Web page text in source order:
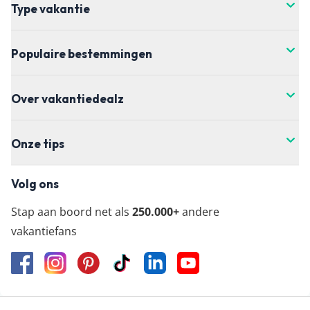
de meest actuele vanaf-prijs kun je het beste
wil boeken.
Type vakantie
Populaire bestemmingen
Over vakantiedealz
Onze tips
Volg ons
Stap aan boord net als 250.000+andere
vakantiefans